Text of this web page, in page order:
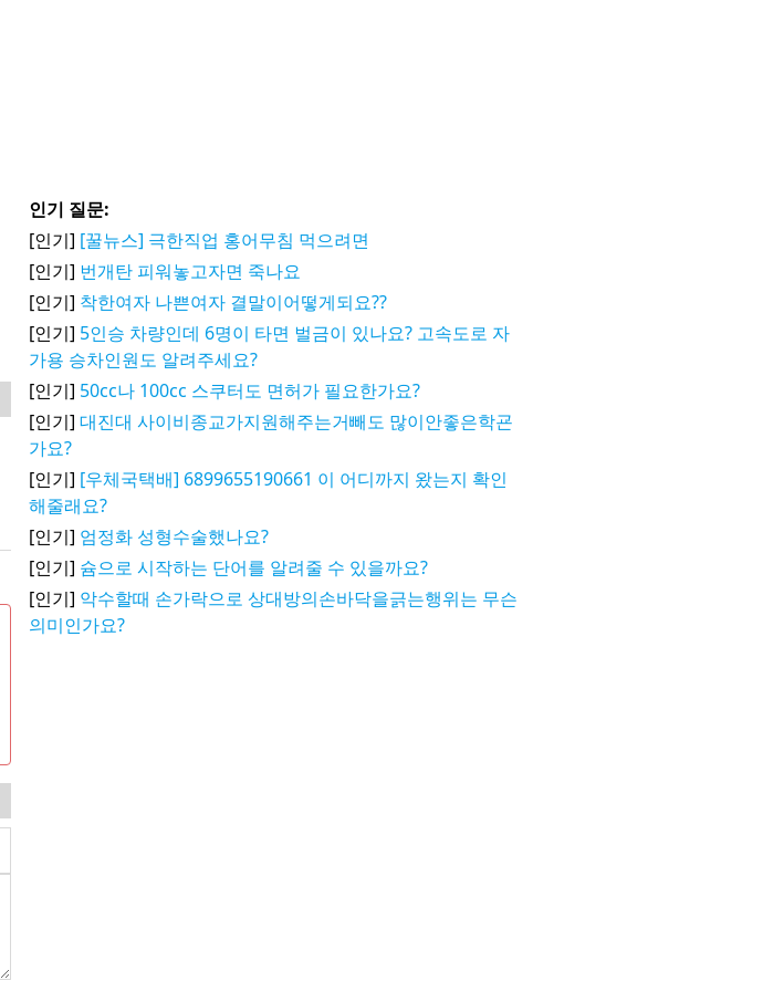
인기 질문:
[인기] [꿀뉴스] 극한직업 홍어무침 먹으려면
[인기] 번개탄 피워놓고자면 죽나요
[인기] 착한여자 나쁜여자 결말이어떻게되요??
[인기] 5인승 차량인데 6명이 타면 벌금이 있나요? 고속도로 자
가용 승차인원도 알려주세요?
[인기] 50cc나 100cc 스쿠터도 면허가 필요한가요?
[인기] 대진대 사이비종교가지원해주는거빼도 많이안좋은학굔
가요?
[인기] [우체국택배] 6899655190661 이 어디까지 왔는지 확인
해줄래요?
[인기] 엄정화 성형수술했나요?
[인기] 슘으로 시작하는 단어를 알려줄 수 있을까요?
[인기] 악수할때 손가락으로 상대방의손바닥을긁는행위는 무슨
의미인가요?